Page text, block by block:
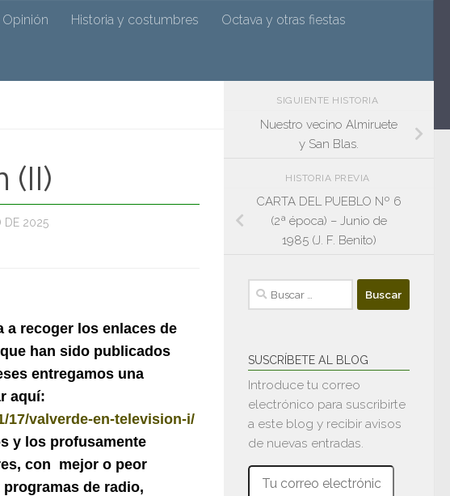
Opinión Historia y costumbres Octava y otras fiestas
(II)
DE 2025
a recoger los enlaces de
han sido publicados
entregamos una
aquí:
17/valverde-en-television-i/
y los profusamente
con mejor o peor
de radio,
SIGUIENTE HISTORIA
Nuestro vecino Almiruete
y San Blas.
HISTORIA PREVIA
CARTA DEL PUEBLO Nº 6
(2ª época) – Junio de
1985 (J. F. Benito)
Buscar:
SUSCRÍBETE AL BLOG
Introduce tu correo
electrónico para suscribirte
a este blog y recibir avisos
de nuevas entradas.